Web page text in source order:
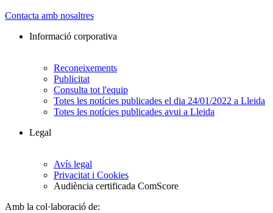
Contacta amb nosaltres
Informació corporativa
Reconeixements
Publicitat
Consulta tot l'equip
Totes les notícies publicades el dia 24/01/2022 a Lleida
Totes les notícies publicades avui a Lleida
Legal
Avís legal
Privacitat i Cookies
Audiència certificada ComScore
Amb la col·laboració de: